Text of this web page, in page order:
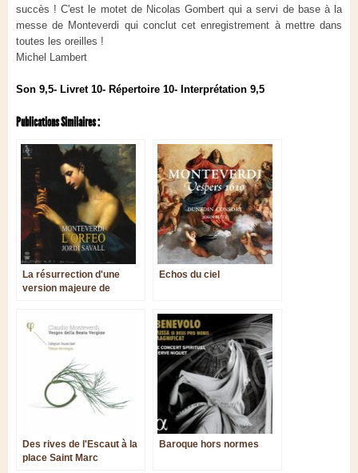
succès ! C'est le motet de Nicolas Gombert qui a servi de base à la
messe de Monteverdi qui conclut cet enregistrement à mettre dans
toutes les oreilles !
Michel Lambert
Son 9,5- Livret 10- Répertoire 10- Interprétation 9,5
Publications Similaires :
La résurrection d'une
version majeure de
Echos du ciel
Des rives de l'Escaut à la
place Saint Marc
Baroque hors normes